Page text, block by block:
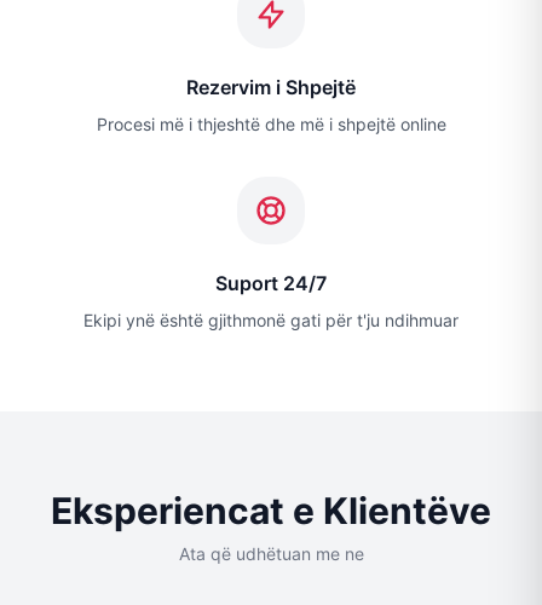
Rezervim i Shpejtë
Procesi më i thjeshtë dhe më i shpejtë online
Suport 24/7
Ekipi ynë është gjithmonë gati për t'ju ndihmuar
Eksperiencat e Klientëve
Ata që udhëtuan me ne